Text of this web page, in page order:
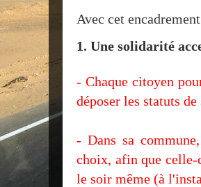
Avec cet
1. Une solidarité
- Chaque citoyen
déposer les statuts
- Dans sa
choix, afin que
le soir même (à